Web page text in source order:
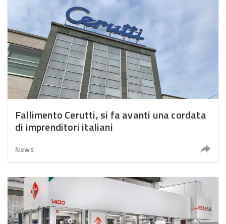
Fallimento Cerutti, si fa avanti una cordata
di imprenditori italiani
News